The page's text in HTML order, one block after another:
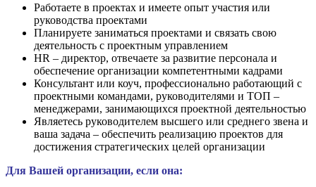
Работаете в проектах и имеете опыт участия или
руководства проектами
Планируете заниматься проектами и связать свою
деятельность с проектным управлением
HR – директор, отвечаете за развитие персонала и
обеспечение организации компетентными кадрами
Консультант или коуч, профессионально работающий с
проектными командами, руководителями и ТОП –
менеджерами, занимающихся проектной деятельностью
Являетесь руководителем высшего или среднего звена и
ваша задача – обеспечить реализацию проектов для
достижения стратегических целей организации
Для Вашей организации, если она: